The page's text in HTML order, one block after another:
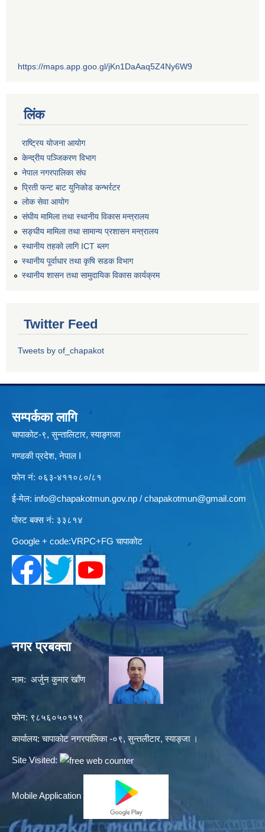
https://maps.app.goo.gl/jKn1DaAaq5Z4Ny6W9
लिंक
राष्ट्रिय योजना आयोग
केन्द्रीय पञ्जिकरण विभाग
नेपाल नगरपालिका संघ
प्रिती फन्ट बाट युनिकोड कन्भर्रटर
लोक सेवा आयोग
संघीय मामिला तथा स्थानीय विकास मन्त्रालय
सङ्घीय मामिला तथा सामान्य प्रशासन मन्त्रालय
स्थानीय तहको लागि ICT ब्लग
स्थानीय पूर्वाधार तथा कृषि सडक विभाग
स्थानीय शासन तथा सामुदायिक विकास कार्यक्रम
Twitter Feed
Tweets by of_chapakot
सम्पर्कका लागि
चापाकोट-९, सुन्तालिटार, स्याङ्गजा
गण्डकी प्रदेश, नेपाल I
फोन नं: ०६३-४११०८०/८१
ई-मेल: info@chapakotmun.gov.np / chapakotmun@gmail.com
पोस्ट बक्स नं: ३३८१४
Google + code:VRPC+FG चापाकोट
नगर प्रबक्ता
नाम: अर्जुन कुमार खाँण
फोन: ९८५६०५०१५९
कार्यालय: चापाकोट नगरपालिका -०९, सुन्तलीटार, स्याङ्जा ।
Site Visited:
Mobile Application